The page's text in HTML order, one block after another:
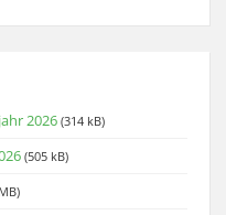
2026(314 kB)
(505 kB)